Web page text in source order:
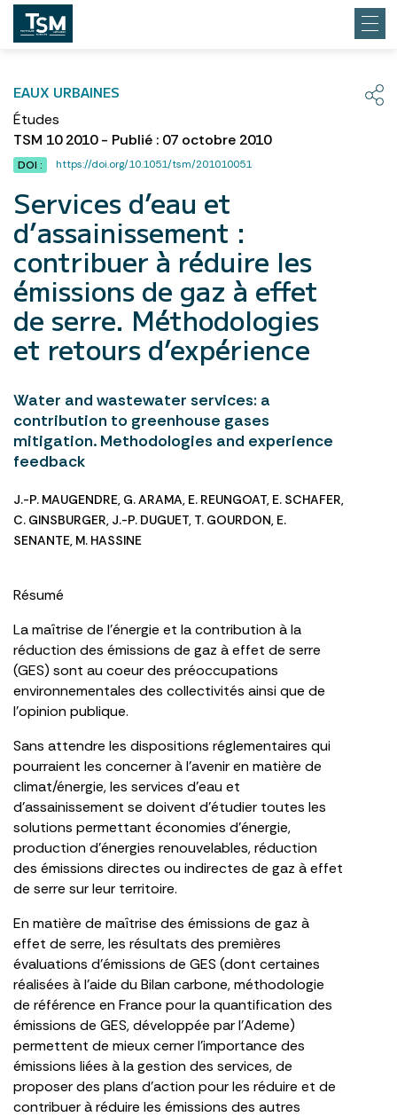
EAUX URBAINES
Études
TSM 10 2010 - Publié : 07 octobre 2010
DOI : https://doi.org/10.1051/tsm/201010051
Services d’eau et
d’assainissement :
contribuer à réduire les
émissions de gaz à effet
de serre. Méthodologies
et retours d’expérience
Water and wastewater services: a
contribution to greenhouse gases
mitigation. Methodologies and experience
feedback
J.-P. MAUGENDRE, G. ARAMA, E. REUNGOAT, E. SCHAFER,
C. GINSBURGER, J.-P. DUGUET, T. GOURDON, E.
SENANTE, M. HASSINE
Résumé
La maîtrise de l’énergie et la contribution à la
réduction des émissions de gaz à effet de serre
(GES) sont au coeur des préoccupations
environnementales des collectivités ainsi que de
l’opinion publique.
Sans attendre les dispositions réglementaires qui
pourraient les concerner à l’avenir en matière de
climat/énergie, les services d’eau et
d’assainissement se doivent d’étudier toutes les
solutions permettant économies d’énergie,
production d’énergies renouvelables, réduction
des émissions directes ou indirectes de gaz à effet
de serre sur leur territoire.
En matière de maîtrise des émissions de gaz à
effet de serre, les résultats des premières
évaluations d’émissions de GES (dont certaines
réalisées à l’aide du Bilan carbone, méthodologie
de référence en France pour la quantification des
émissions de GES, développée par l’Ademe)
permettent de mieux cerner l’importance des
émissions liées à la gestion des services, de
proposer des plans d’action pour les réduire et de
contribuer à réduire les émissions des autres